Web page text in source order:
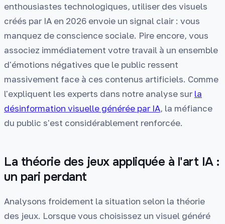
enthousiastes technologiques, utiliser des visuels
créés par IA en 2026 envoie un signal clair : vous
manquez de conscience sociale. Pire encore, vous
associez immédiatement votre travail à un ensemble
d'émotions négatives que le public ressent
massivement face à ces contenus artificiels. Comme
l'expliquent les experts dans notre analyse sur la
désinformation visuelle générée par IA, la méfiance
du public s'est considérablement renforcée.
La théorie des jeux appliquée à l'art IA :
un pari perdant
Analysons froidement la situation selon la théorie
des jeux. Lorsque vous choisissez un visuel généré